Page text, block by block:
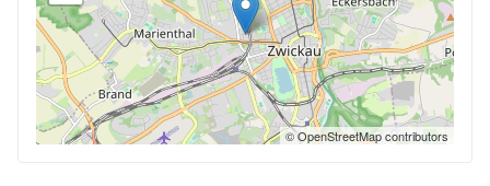
© OpenStreetMap contributors